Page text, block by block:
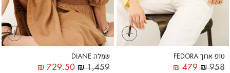
+
טופ ארוך FEDORA
₪958
₪ 479
+
שמלה DIANE
₪1,459
₪ 729.50